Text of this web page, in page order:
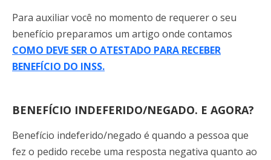
Para auxiliar você no momento de requerer o seu
benefício preparamos um artigo onde contamos
COMO DEVE SER O ATESTADO PARA RECEBER
BENEFÍCIO DO INSS.
BENEFÍCIO INDEFERIDO/NEGADO. E AGORA?
Benefício indeferido/negado é quando a pessoa que
fez o pedido recebe uma resposta negativa quanto ao